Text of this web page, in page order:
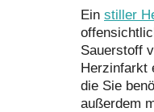
Ein stiller
Sauerstoff
Herzinfarkt
die Sie
außerdem